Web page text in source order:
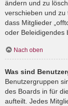
ändern und zu
verschieben und
dass Mitglieder
oder Beleidigendes
Nach oben
Was sind
Benutzergruppen
des Boards in für
aufteilt. Jedes